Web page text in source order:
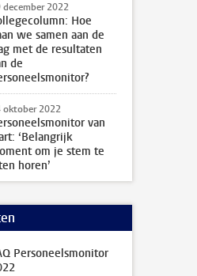
december 2022
Hoe
we samen aan de
met de resultaten
de
oktober 2022
van
‘Belangrijk
om je stem te
horen’
Personeelsmonitor